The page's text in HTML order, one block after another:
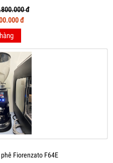
đ
đ
Fiorenzato F64E